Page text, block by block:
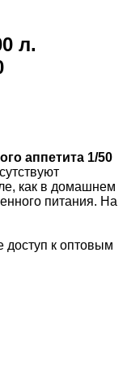
л.
аппетита 1/50
как в домашнем
питания. На
доступ к оптовым